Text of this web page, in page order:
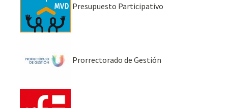
Presupuesto Participativo
Prorrectorado de Gestión